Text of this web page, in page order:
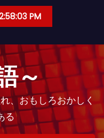
PM
～
、おもしろおかしく
る